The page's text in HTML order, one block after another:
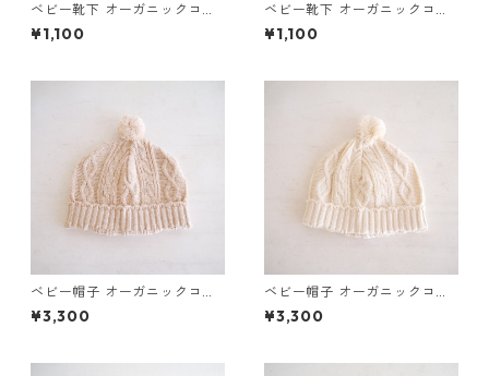
ベビー靴下 オーガニックコッ
トン（ブラウン）
¥1,100
ベビー靴下 オーガニックコッ
トン（ナチュラル）
¥1,100
ベビー帽子 オーガニックコッ
トン（ブラウン）
¥3,300
ベビー帽子 オーガニックコッ
トン（ナチュラル）
¥3,300